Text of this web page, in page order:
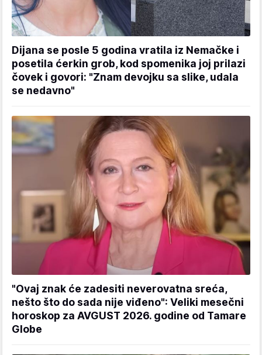
Dijana se posle 5 godina vratila iz Nemačke i
posetila ćerkin grob, kod spomenika joj prilazi
čovek i govori: "Znam devojku sa slike, udala
se nedavno"
"Ovaj znak će zadesiti neverovatna sreća,
nešto što do sada nije viđeno": Veliki mesečni
horoskop za AVGUST 2026. godine od Tamare
Globe